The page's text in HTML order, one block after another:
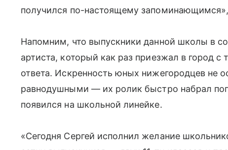
получился по-настоящему
Напомним, что выпускники данной школы в
артиста, который как раз приезжал в город
ответа. Искренность юных нижегородцев не
равнодушными — их ролик быстро набрал
появился на школьной линейке.
«Сегодня Сергей исполнил желание